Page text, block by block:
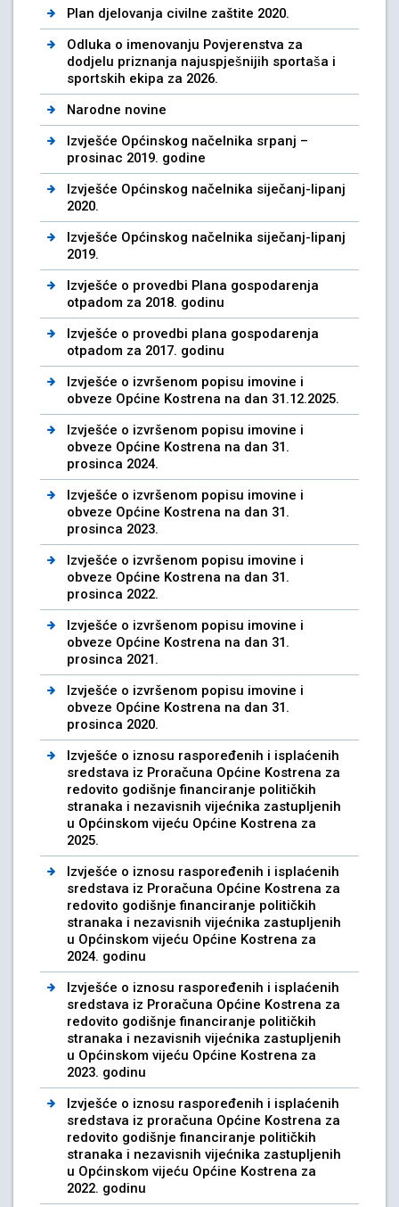
Plan djelovanja civilne zaštite 2020.
Odluka o imenovanju Povjerenstva za
dodjelu priznanja najuspješnijih sportaša i
sportskih ekipa za 2026.
Narodne novine
Izvješće Općinskog načelnika srpanj –
prosinac 2019. godine
Izvješće Općinskog načelnika siječanj-lipanj
2020.
Izvješće Općinskog načelnika siječanj-lipanj
2019.
Izvješće o provedbi Plana gospodarenja
otpadom za 2018. godinu
Izvješće o provedbi plana gospodarenja
otpadom za 2017. godinu
Izvješće o izvršenom popisu imovine i
obveze Općine Kostrena na dan 31.12.2025.
Izvješće o izvršenom popisu imovine i
obveze Općine Kostrena na dan 31.
prosinca 2024.
Izvješće o izvršenom popisu imovine i
obveze Općine Kostrena na dan 31.
prosinca 2023.
Izvješće o izvršenom popisu imovine i
obveze Općine Kostrena na dan 31.
prosinca 2022.
Izvješće o izvršenom popisu imovine i
obveze Općine Kostrena na dan 31.
prosinca 2021.
Izvješće o izvršenom popisu imovine i
obveze Općine Kostrena na dan 31.
prosinca 2020.
Izvješće o iznosu raspoređenih i isplaćenih
sredstava iz Proračuna Općine Kostrena za
redovito godišnje financiranje političkih
stranaka i nezavisnih vijećnika zastupljenih
u Općinskom vijeću Općine Kostrena za
2025.
Izvješće o iznosu raspoređenih i isplaćenih
sredstava iz Proračuna Općine Kostrena za
redovito godišnje financiranje političkih
stranaka i nezavisnih vijećnika zastupljenih
u Općinskom vijeću Općine Kostrena za
2024. godinu
Izvješće o iznosu raspoređenih i isplaćenih
sredstava iz Proračuna Općine Kostrena za
redovito godišnje financiranje političkih
stranaka i nezavisnih vijećnika zastupljenih
u Općinskom vijeću Općine Kostrena za
2023. godinu
Izvješće o iznosu raspoređenih i isplaćenih
sredstava iz proračuna Općine Kostrena za
redovito godišnje financiranje političkih
stranaka i nezavisnih vijećnika zastupljenih
u Općinskom vijeću Općine Kostrena za
2022. godinu